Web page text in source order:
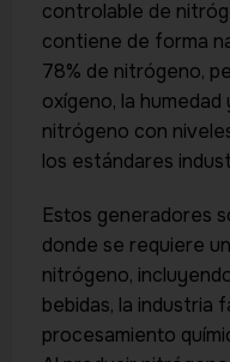
controlable de
contiene de forma
78% de nitrógeno,
oxígeno, la
nitrógeno con
los estándares
Estos generadores
donde se requiere
nitrógeno,
bebidas, la industria
procesamiento